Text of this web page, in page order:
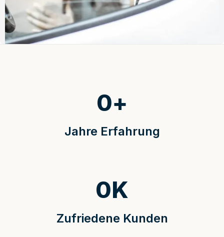
Jahre Erfahrung
0+
Zufriedene Kunden
0K